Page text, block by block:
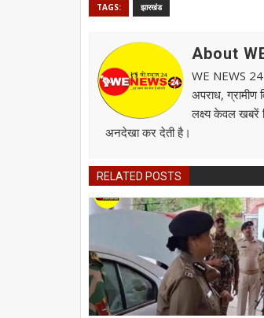
TAGS: झारखंड
About
WE NEWS 24
अपराध, ग्रामीण
लक्ष्य केवल खबरें
अनदेखा कर देती है।
RELATED POSTS